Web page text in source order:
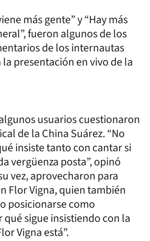
más gente” y “Hay más
fueron algunos de los
de los internautas
presentación en vivo de la
usuarios cuestionaron
de la China Suárez. “No
insiste tanto con cantar si
vergüenza posta”, opinó
vez, aprovecharon para
Flor Vigna, quien también
posicionarse como
qué sigue insistiendo con la
Vigna está”.